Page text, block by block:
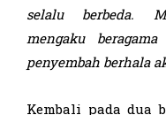
selalu berbeda.
mengaku beragama
penyembah berhala
Kembali pada dua